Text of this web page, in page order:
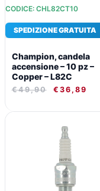
CODICE: CHL82CT10
SPEDIZIONE GRATUITA
Champion, candela
accensione – 10 pz –
Copper – L82C
€49,90 € 36,89
PREZZO
ORIGINALE
ERA:
€38,92.